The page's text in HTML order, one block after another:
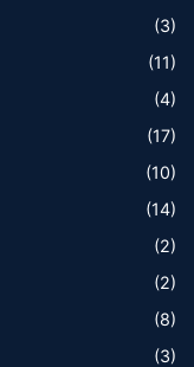
(3)
(11)
(4)
(17)
(10)
(14)
(2)
(2)
(8)
(3)